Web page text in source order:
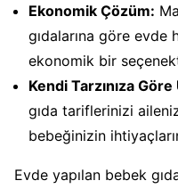
Ekonomik Çözüm:
gıdalarına göre evde
ekonomik bir
Kendi Tarzınıza
gıda tariflerinizi
bebeğinizin
Evde yapılan bebek